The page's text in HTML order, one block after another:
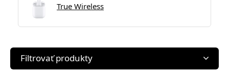
True Wireless
Filtrovať produkty